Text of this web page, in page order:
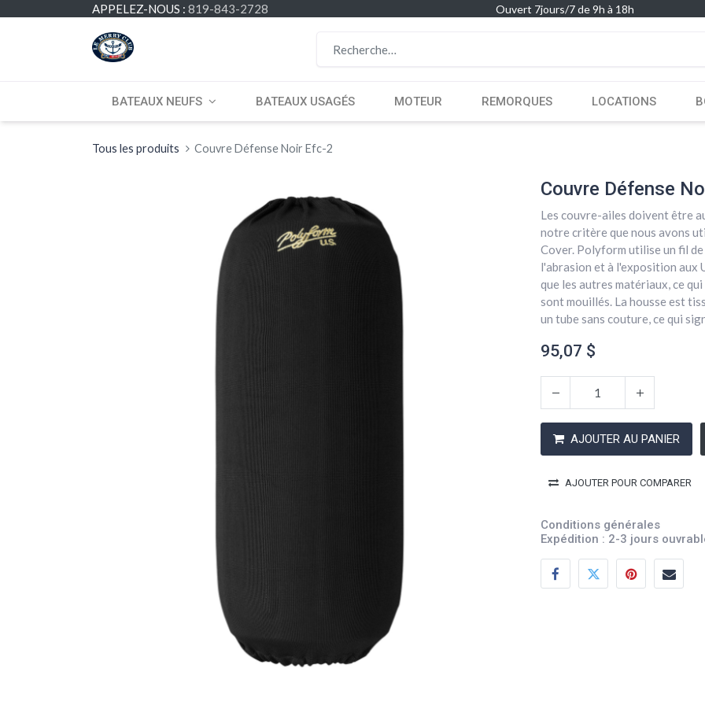
APPELEZ-NOUS : 819-843-2728 Ouvert 7jours/7 de 9h à 18h
BATEAUX NEUFS BATEAUX USAGÉS MOTEUR REMORQUES LOCATIONS
Tous les produits Couvre Défense Noir Efc-2
Couvre Défense
Les couvre-ailes doivent être
notre critère que nous avons
Cover. Polyform utilise un fil
l'abrasion et à l'exposition aux
que les autres matériaux, ce
sont mouillés. La housse est
un tube sans couture, ce qui
95,07 $
AJOUTER AU PANIER
AJOUTER POUR COMPARER
Conditions générales
Expédition : 2-3 jours